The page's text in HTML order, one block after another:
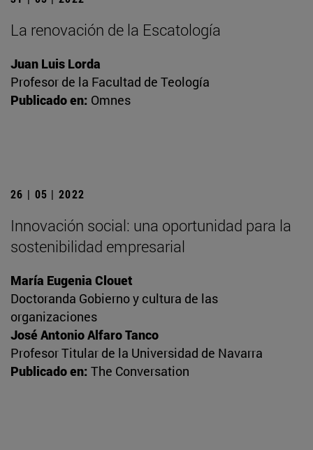
La renovación de la Escatología
Juan Luis Lorda
Profesor de la Facultad de Teología
Publicado en: Omnes
26 | 05 | 2022
Innovación social: una oportunidad para la
sostenibilidad empresarial
María Eugenia Clouet
Doctoranda Gobierno y cultura de las
organizaciones
José Antonio Alfaro Tanco
Profesor Titular de la Universidad de Navarra
Publicado en: The Conversation